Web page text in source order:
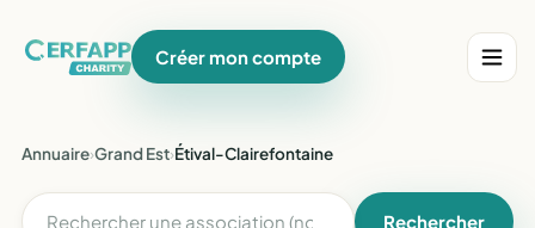
Créer mon compte
Annuaire›Grand Est›Étival-Clairefontaine
Rechercher